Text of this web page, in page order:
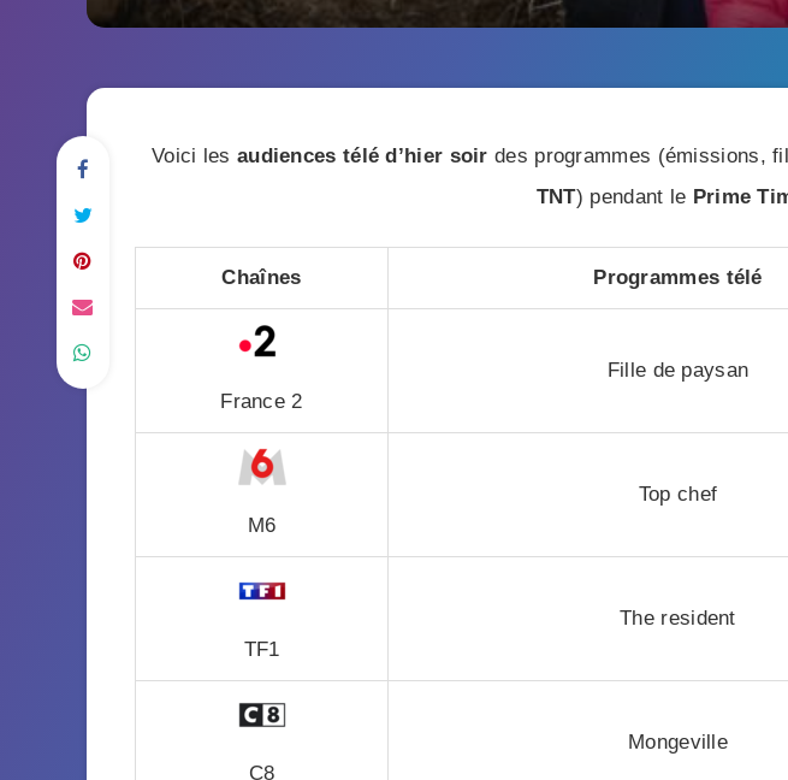
Voici les audiences télé d’hier soir des programmes (émissions,
TNT) pendant le Prime
Chaînes Programmes télé
France 2
Fille de paysan
M6
Top chef
TF1
The resident
C8
Mongeville